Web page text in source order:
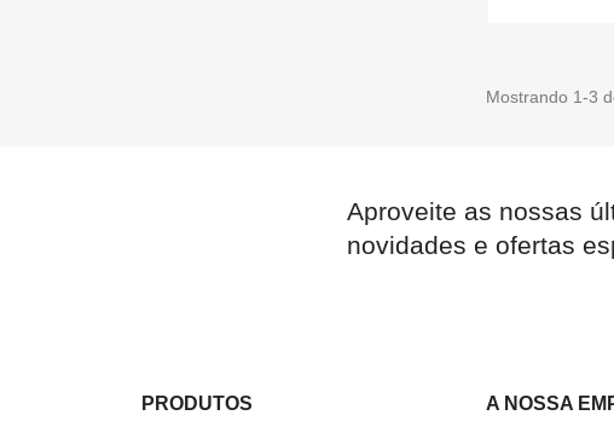
Mostrando 1-3
Aproveite as nossas
novidades e ofertas
PRODUTOS A NOSSA